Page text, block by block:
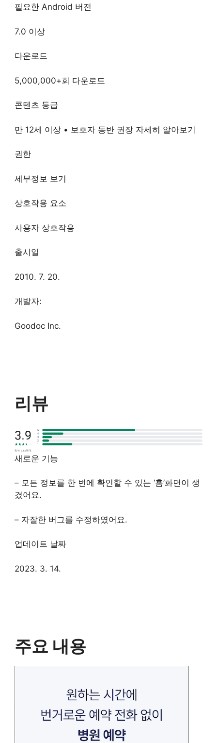
필요한 Android 버전
7.0 이상
다운로드
5,000,000+회 다운로드
콘텐츠 등급
만 12세 이상 • 보호자 동반 권장 자세히 알아보기
권한
세부정보 보기
상호작용 요소
사용자 상호작용
출시일
2010. 7. 20.
개발자:
Goodoc Inc.
리뷰
새로운 기능
– 모든 정보를 한 번에 확인할 수 있는 ‘홈’화면이 생
겼어요.
– 자잘한 버그를 수정하였어요.
업데이트 날짜
2023. 3. 14.
주요 내용